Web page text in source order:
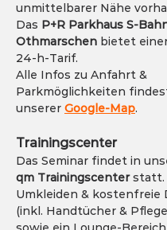
unmittelbarer Nähe
Das P+R Parkhaus S-
Othmarschen bietet
24-h-Tarif.
Alle Infos zu Anfahrt &
Parkmöglichkeiten
unserer Google-Map.
Trainingscenter
Das Seminar findet in
qm Trainingscenter statt.
Umkleiden & kostenfreie
(inkl. Handtücher &